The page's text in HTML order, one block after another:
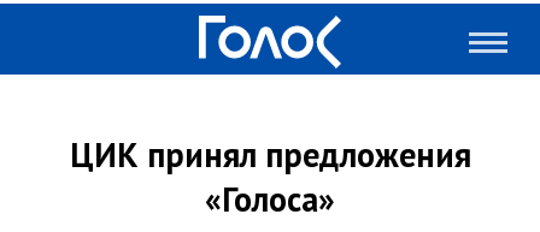
ЦИК принял предложения
«Голоса»